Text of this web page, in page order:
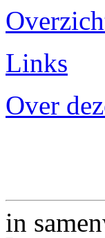
Links
Over
in